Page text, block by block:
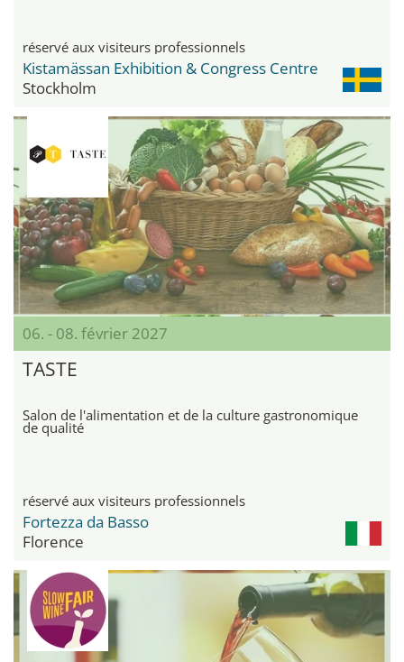
réservé aux visiteurs professionnels
Kistamässan Exhibition & Congress Centre
Stockholm
06. - 08. février 2027
TASTE
Salon de l'alimentation et de la culture gastronomique
de qualité
réservé aux visiteurs professionnels
Fortezza da Basso
Florence